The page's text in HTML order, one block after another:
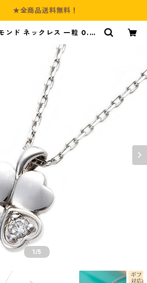
★全商品送料無料！
ンド ネックレス 一粒 0.01
ーフ ペンダント 鑑別カード
ュエリー アクセサリー レデ
ース | Culture-Booth
1/5